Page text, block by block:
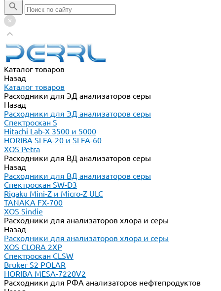
Каталог товаров
Назад
Каталог товаров
Расходники для ЭД анализаторов серы
Назад
Расходники для ЭД анализаторов серы
Спектроскан S
Hitachi Lab-X 3500 и 5000
HORIBA SLFA-20 и SLFA-60
XOS Petra
Расходники для ВД анализаторов серы
Назад
Расходники для ВД анализаторов серы
Спектроскан SW-D3
Rigaku Mini-Z и Micro-Z ULC
TANAKA FX-700
XOS Sindie
Расходники для анализаторов хлора и серы
Назад
Расходники для анализаторов хлора и серы
XOS CLORA 2XP
Спектроскан CLSW
Bruker S2 POLAR
HORIBA MESA-7220V2
Расходники для РФА анализаторов нефтепродуктов